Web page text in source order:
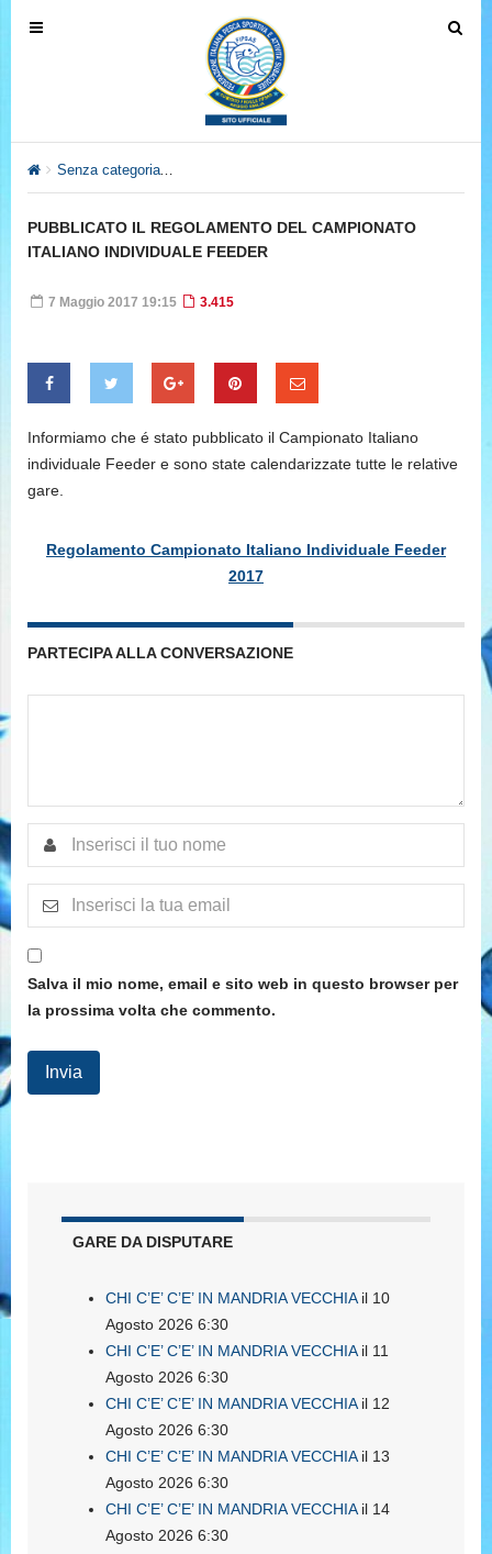
T
v
T
Senza categoria
PUBBLICATO IL REGOLAMENTO DEL CAMPIONATO
ITALIANO INDIVIDUALE FEEDER
7 Maggio 2017 19:15 3.415
Informiamo che é stato pubblicato il Campionato Italiano
individuale Feeder e sono state calendarizzate tutte le relative
gare.
Regolamento Campionato Italiano Individuale Feeder
2017
PARTECIPA ALLA CONVERSAZIONE
Salva il mio nome, email e sito web in questo browser per
la prossima volta che commento.
GARE DA DISPUTARE
CHI C’E’ C’E’ IN MANDRIA VECCHIAil 10
Agosto 2026 6:30
CHI C’E’ C’E’ IN MANDRIA VECCHIAil 11
Agosto 2026 6:30
CHI C’E’ C’E’ IN MANDRIA VECCHIAil 12
Agosto 2026 6:30
CHI C’E’ C’E’ IN MANDRIA VECCHIAil 13
Agosto 2026 6:30
CHI C’E’ C’E’ IN MANDRIA VECCHIAil 14
Agosto 2026 6:30